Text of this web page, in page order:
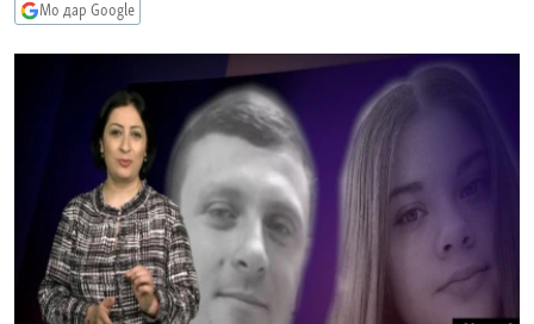
ВАРЗИШ
ОЗОДӢ ОНЛАЙН
ВИДЕО
ГУЗОРИШҲОИ РАДИОӢ
РӮЙХАТҲО
ПАЙГИРӢ КУНЕД
Мо дар Google